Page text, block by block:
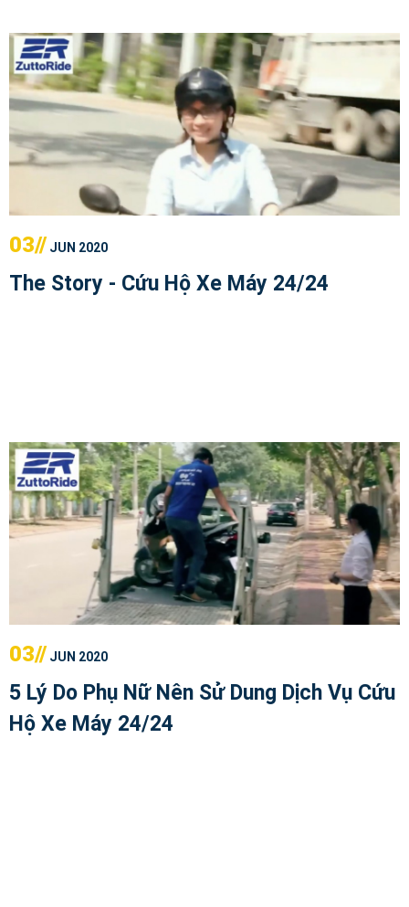
03// JUN 2020
The Story - Cứu Hộ Xe Máy 24/24
03// JUN 2020
5 Lý Do Phụ Nữ Nên Sử Dung Dịch Vụ Cứu
Hộ Xe Máy 24/24